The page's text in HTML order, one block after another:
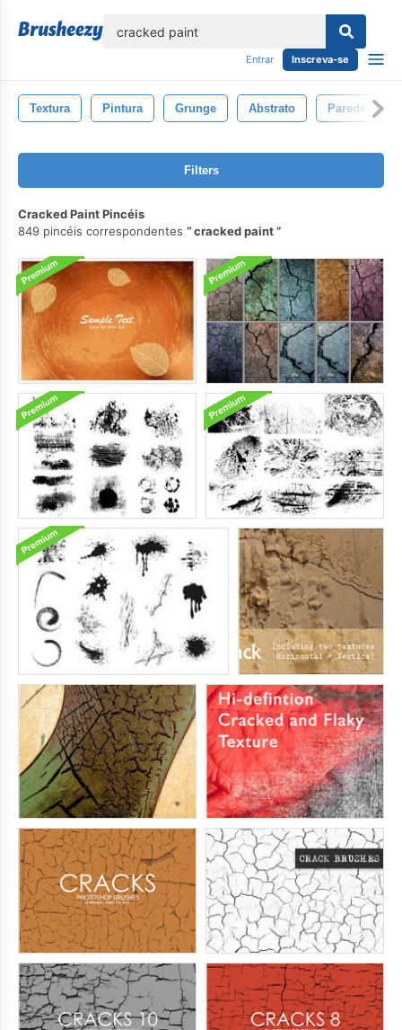
Entrar Inscreva-se
Textura Pintura Grunge Abstrato Parede
Filters
Cracked Paint Pincéis
849 pincéis correspondentes
cracked paint